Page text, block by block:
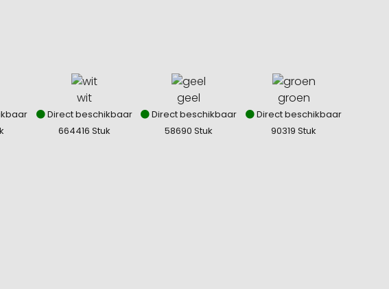
wit
Direct beschikbaar
664416 Stuk
geel
Direct beschikbaar
58690 Stuk
groen
Direct beschikbaar
90319 Stuk